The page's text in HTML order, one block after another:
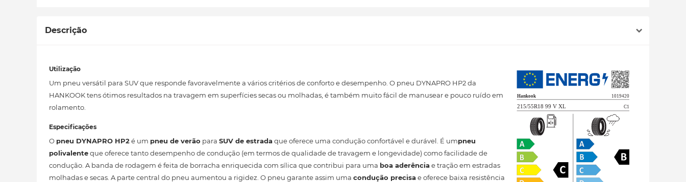
Descrição
Utilização
Um pneu versátil para SUV que responde favoravelmente a vários critérios de conforto e desempenho. O pneu DYNAPRO HP2 da
HANKOOK tens ótimos resultados na travagem em superfícies secas ou molhadas, é também muito fácil de manusear e pouco ruído em
rolamento.
Especificações
O pneu DYNAPRO HP2é um pneu de verão para SUV de estradaque oferece uma condução confortável e durável. É umpneu
polivalenteque oferece tanto desempenho de condução (em termos de qualidade de travagem e longevidade) como facilidade de
condução. A banda de rodagem é feita de borracha enriquecida com sílica que contribui para uma boa aderênciae tração em estradas
molhadas e secas. A parte central do pneu aumentou a rigidez. O pneu garante assim uma condução precisae oferece baixa resistência